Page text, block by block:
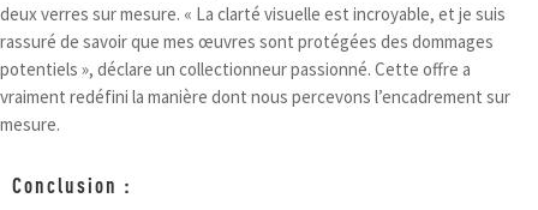
deux verres sur mesure. « La clarté visuelle est incroyable, et je suis
rassuré de savoir que mes œuvres sont protégées des dommages
potentiels », déclare un collectionneur passionné. Cette offre a
vraiment redéfini la manière dont nous percevons l’encadrement sur
mesure.
Conclusion :